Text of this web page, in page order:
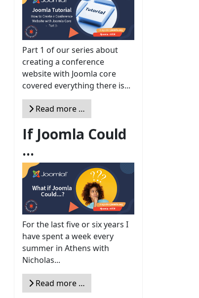
Part 1 of our series about
creating a conference
website with Joomla core
covered everything there is...
Read more …
If Joomla Could
...
For the last five or six years I
have spent a week every
summer in Athens with
Nicholas...
Read more …